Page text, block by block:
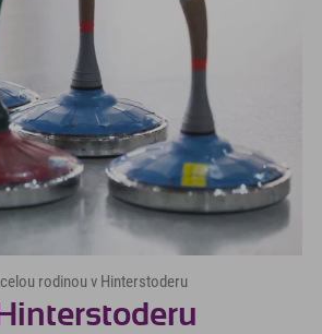
rodinou v Hinterstoderu